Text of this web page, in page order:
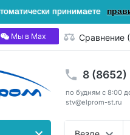
принимаете
Мы в Мах Сравнение
8 (8652)
по будням с 8:00
stv@elprom-st.ru